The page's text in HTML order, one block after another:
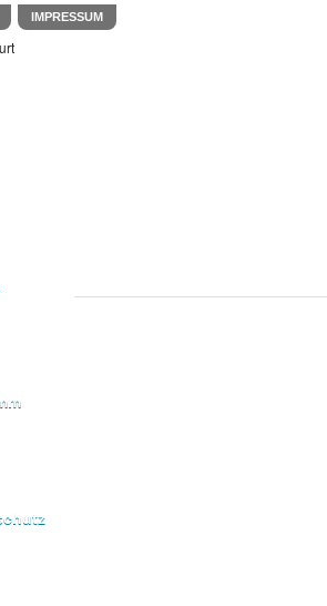
IMPRESSUM